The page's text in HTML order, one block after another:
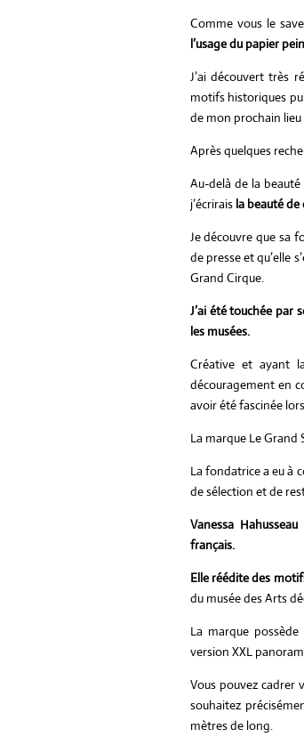
Comme vous le
l’usage du papier
J’ai découvert très
motifs historiques
de mon prochain lieu
Après quelques
Au-delà de la
j’écrirais la beauté
Je découvre que sa
de presse et qu’elle
Grand Cirque.
J’ai été touchée
les musées.
Créative et ayant
découragement en
avoir été fascinée
La marque Le Grand
La fondatrice a eu à
de sélection et de
Vanessa
français.
Elle réédite des
du musée des Arts
La marque
version XXL
Vous pouvez cadrer
souhaitez
mètres de long.